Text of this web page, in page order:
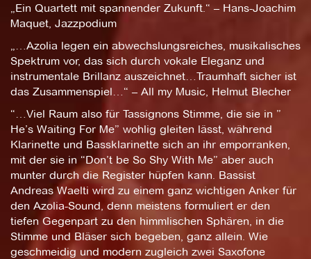
„Ein Quartett mit spannender Zukunft.“ – Hans-Joachim
Maquet, Jazzpodium
„…Azolia legen ein abwechslungsreiches, musikalisches
Spektrum vor, das sich durch vokale Eleganz und
instrumentale Brillanz auszeichnet…Traumhaft sicher ist
das Zusammenspiel…“ – All my Music, Helmut Blecher
“…Viel Raum also für Tassignons Stimme, die sie in ”
He’s Waiting For Me” wohlig gleiten lässt, während
Klarinette und Bassklarinette sich an ihr emporranken,
mit der sie in “Don’t be So Shy With Me” aber auch
munter durch die Register hüpfen kann. Bassist
Andreas Waelti wird zu einem ganz wichtigen Anker für
den Azolia-Sound, denn meistens formuliert er den
tiefen Gegenpart zu den himmlischen Sphären, in die
Stimme und Bläser sich begeben, ganz allein. Wie
geschmeidig und modern zugleich zwei Saxofone